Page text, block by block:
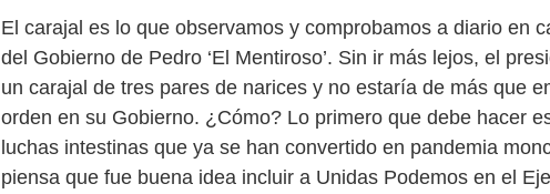
El carajal es lo que observamos y comprobamos a diario en
del Gobierno de Pedro ‘El Mentiroso’. Sin ir más lejos, el
un carajal de tres pares de narices y no estaría de más que
orden en su Gobierno. ¿Cómo? Lo primero que debe hacer
luchas intestinas que ya se han convertido en pandemia
piensa que fue buena idea incluir a Unidas Podemos en el